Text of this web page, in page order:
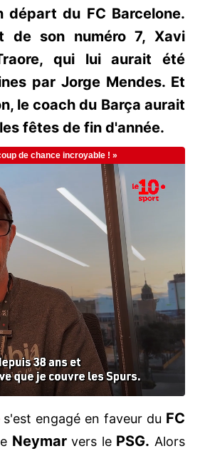
départ du FC Barcelone.
de son numéro 7, Xavi
qui lui aurait été
par Jorge Mendes. Et
le coach du Barça aurait
fêtes de fin d'année.
s'est engagé en faveur du FC
Neymarvers le PSG. Alors